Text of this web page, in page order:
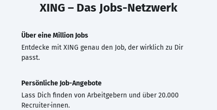
XING – Das Jobs-Netzwerk
Über eine Million Jobs
Entdecke mit XING genau den Job, der wirklich zu Dir
passt.
Persönliche Job-Angebote
Lass Dich finden von Arbeitgebern und über 20.000
Recruiter·innen.